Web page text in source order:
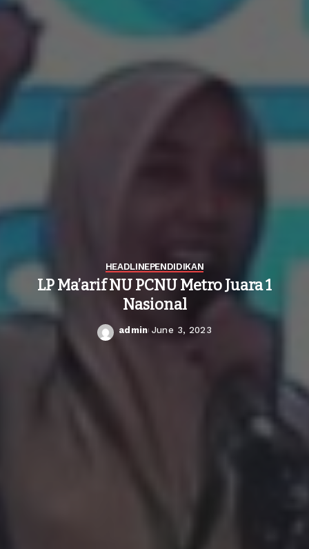
HEADLINEPENDIDIKAN
LP Ma’arif NU PCNU Metro Juara 1
Nasional
Posted
admin June 3, 2023